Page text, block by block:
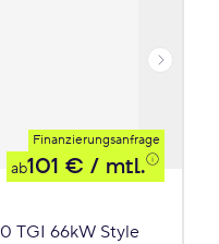
Finanzierungsanfrage
ab101 € / mtl.
TGI 66kW Style